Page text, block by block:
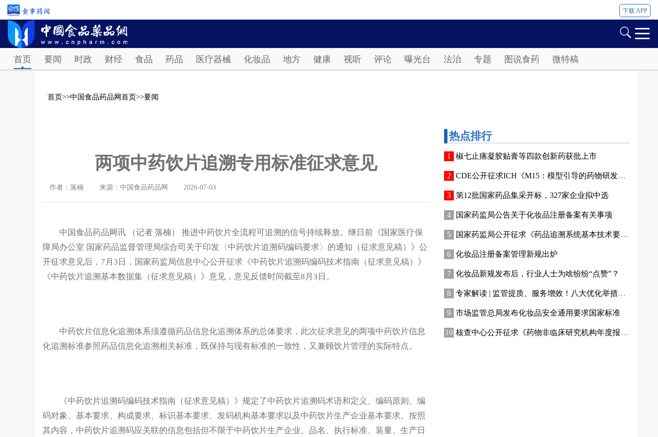
下载 APP
首页 要闻 时政 财经 食品 药品 医疗器械 化妆品 地方 健康 视听 评论 曝光台 法治 专题 图说食药 微特稿
首页>>中国食品药品网首页>>要闻
两项中药饮片追溯专用标准征求意见
作者：落楠 来源：中国食品药品网 2026-07-03
中国食品药品网讯 （记者 落楠） 推进中药饮片全流程可追溯的信号持续释放。继日前《国家医疗保
障局办公室 国家药品监督管理局综合司关于印发〈中药饮片追溯码编码要求〉的通知（征求意见稿）》公
开征求意见后，7月3日，国家药监局信息中心公开征求《中药饮片追溯码编码技术指南（征求意见稿）》
《中药饮片追溯基本数据集（征求意见稿）》意见，意见反馈时间截至8月3日。
中药饮片信息化追溯体系须遵循药品信息化追溯体系的总体要求，此次征求意见的两项中药饮片信息
化追溯标准参照药品信息化追溯相关标准，既保持与现有标准的一致性，又兼顾饮片管理的实际特点。
《中药饮片追溯码编码技术指南（征求意见稿）》规定了中药饮片追溯码术语和定义、编码原则、编
码对象、基本要求、构成要求、标识基本要求、发码机构基本要求以及中药饮片生产企业基本要求。按照
其内容，中药饮片追溯码应关联的信息包括但不限于中药饮片生产企业、品名、执行标准、装量、生产日
热点排行
椒七止痛凝胶贴膏等四款创新药获批上市
CDE公开征求ICH《M15：模型引导的药物研发》指导原则实施建议和中文翻译稿意见
第12批国家药品集采开标，327家企业拟中选
国家药监局公告关于化妆品注册备案有关事项
国家药监局公开征求《药品追溯系统基本技术要求（修订征求意见稿）》意见
化妆品注册备案管理新规出炉
化妆品新规发布后，行业人士为啥纷纷“点赞”？
专家解读 | 监管提质、服务增效！八大优化举措助力提升化妆品行业创新活力
市场监管总局发布化妆品安全通用要求国家标准
核查中心公开征求《药物非临床研究机构年度报告指南（征求意见稿）》意见